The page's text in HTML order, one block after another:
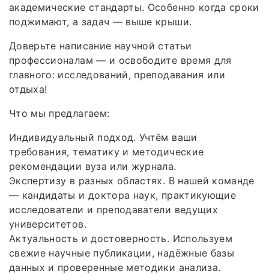
академические стандарты. Особенно когда сроки
поджимают, а задач — выше крыши.
Доверьте написание научной статьи
профессионалам — и освободите время для
главного: исследований, преподавания или
отдыха!
Что мы предлагаем:
Индивидуальный подход. Учтём ваши
требования, тематику и методические
рекомендации вуза или журнала.
Экспертизу в разных областях. В нашей команде
— кандидаты и доктора наук, практикующие
исследователи и преподаватели ведущих
университетов.
Актуальность и достоверность. Используем
свежие научные публикации, надёжные базы
данных и проверенные методики анализа.